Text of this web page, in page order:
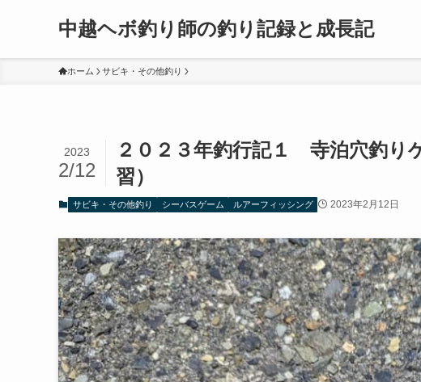
中越ヘボ釣り師の釣り記録と成長記
ホーム サビキ・その他釣り
２０２３年釣行記１ 寺泊穴釣り
習）
2023
2/12
サビキ・その他釣り シーバスゲーム ルアーフィッシング 2023年2月12日